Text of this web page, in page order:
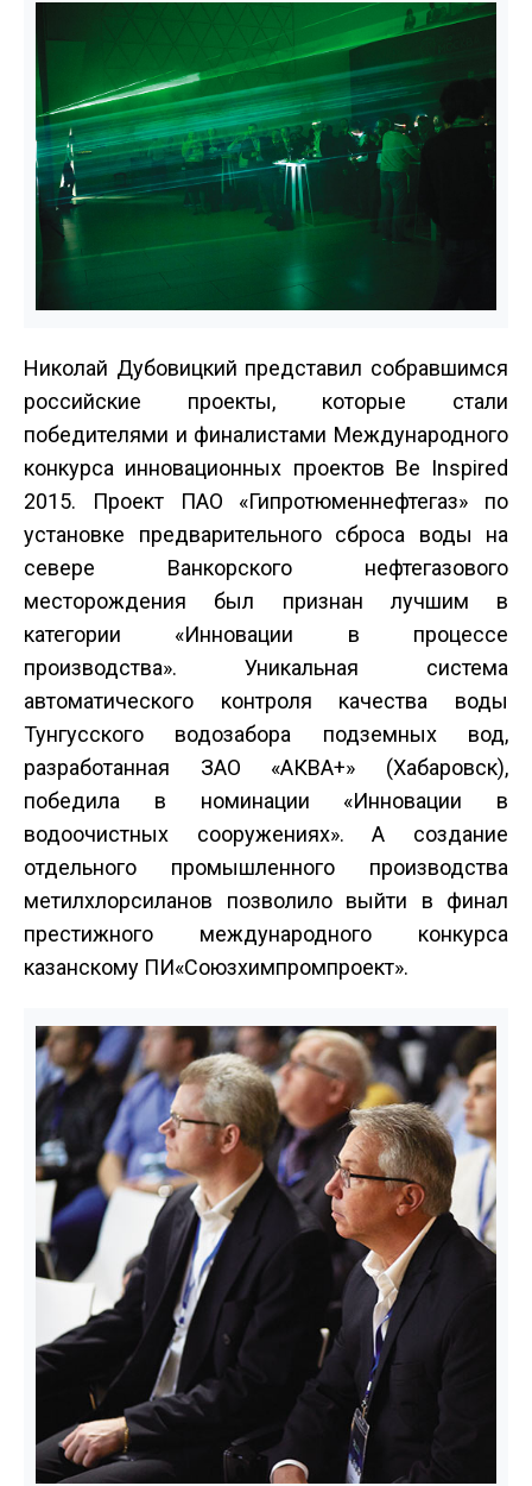
Николай Дубовицкий представил собравшимся
российские проекты, которые стали
победителями и финалистами Международного
конкурса инновационных проектов Be Inspired
2015. Проект ПАО «Гипротюменнефтегаз» по
установке предварительного сброса воды на
севере Ванкорского нефтегазового
месторождения был признан лучшим в
категории «Инновации в процессе
производства». Уникальная система
автоматического контроля качества воды
Тунгусского водозабора подземных вод,
разработанная ЗАО «АКВА+» (Хабаровск),
победила в номинации «Инновации в
водоочистных сооружениях». А создание
отдельного промышленного производства
метилхлорсиланов позволило выйти в финал
престижного международного конкурса
казанскому ПИ«Союзхимпромпроект».